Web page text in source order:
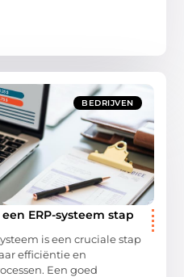
BEDRIJVEN
ERP-systeem stap
is een cruciale stap
efficiëntie en
Een goed